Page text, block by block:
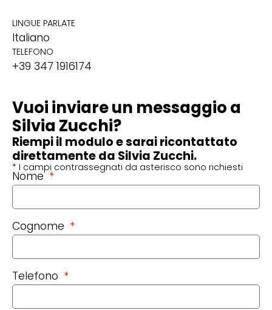
LINGUE PARLATE
Italiano
TELEFONO
+39 347 1916174
Vuoi inviare un messaggio a
Silvia Zucchi?
Riempi il modulo e sarai ricontattato
direttamente da Silvia Zucchi.
* I campi contrassegnati da asterisco sono richiesti
Nome
Cognome
Telefono